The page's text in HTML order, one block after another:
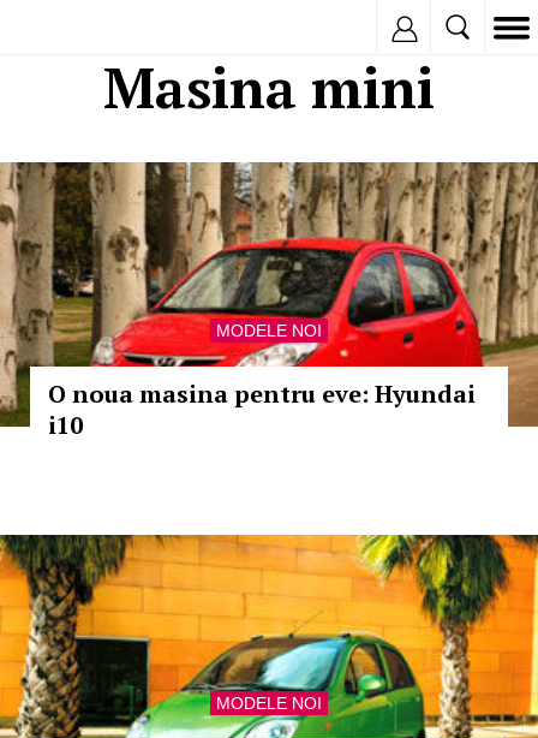
Masina mini
MODELE NOI
O noua masina pentru eve: Hyundai
i10
MODELE NOI